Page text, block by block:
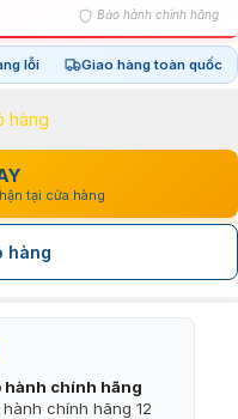
Bảo hành chính hãng
lỗi Giao hàng toàn quốc
hàng
tại cửa hàng
hàng
hành chính hãng
hành chính hãng 12